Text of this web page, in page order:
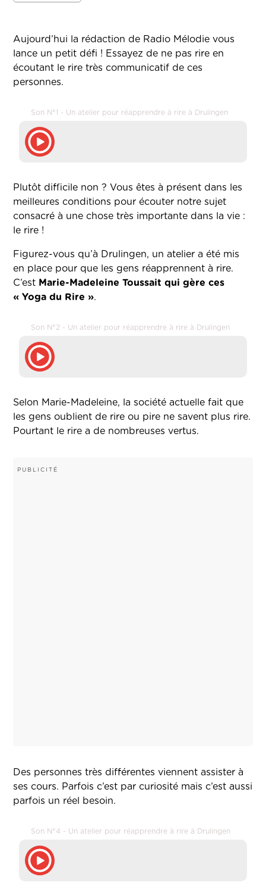
Aujourd’hui la rédaction de Radio Mélodie vous
lance un petit défi ! Essayez de ne pas rire en
écoutant le rire très communicatif de ces
personnes.
Son N°1 - Un atelier pour réapprendre à rire à Drulingen
Plutôt difficile non ? Vous êtes à présent dans les
meilleures conditions pour écouter notre sujet
consacré à une chose très importante dans la vie :
le rire !
Figurez-vous qu’à Drulingen, un atelier a été mis
en place pour que les gens réapprennent à rire.
C’est Marie-Madeleine Toussait qui gère ces
« Yoga du Rire ».
Son N°2 - Un atelier pour réapprendre à rire à Drulingen
Selon Marie-Madeleine, la société actuelle fait que
les gens oublient de rire ou pire ne savent plus rire.
Pourtant le rire a de nombreuses vertus.
Des personnes très différentes viennent assister à
ses cours. Parfois c’est par curiosité mais c’est aussi
parfois un réel besoin.
Son N°4 - Un atelier pour réapprendre à rire à Drulingen